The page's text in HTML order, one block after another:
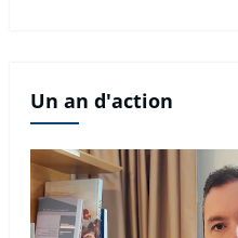
Un an d'action